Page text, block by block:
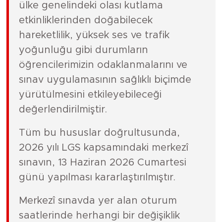
ülke genelindeki olası kutlama
etkinliklerinden doğabilecek
hareketlilik, yüksek ses ve trafik
yoğunluğu gibi durumların
öğrencilerimizin odaklanmalarını ve
sınav uygulamasının sağlıklı biçimde
yürütülmesini etkileyebileceği
değerlendirilmiştir.
Tüm bu hususlar doğrultusunda,
2026 yılı LGS kapsamındaki merkezî
sınavın, 13 Haziran 2026 Cumartesi
günü yapılması kararlaştırılmıştır.
Merkezî sınavda yer alan oturum
saatlerinde herhangi bir değişiklik